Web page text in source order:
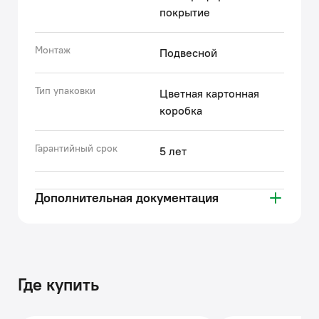
покрытие
Монтаж Подвесной
Тип упаковки
Цветная картонная
коробка
Гарантийный срок 5 лет
Дополнительная документация
Где купить